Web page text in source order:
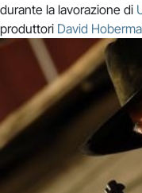
durante la lavorazione di
produttori David